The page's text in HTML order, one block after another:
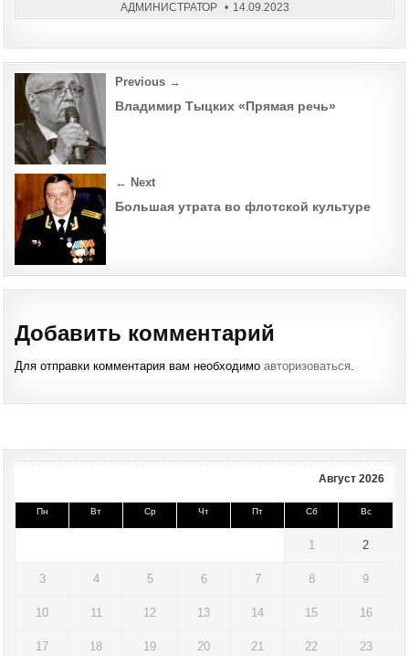
АДМИНИСТРАТОР 14.09.2023
Post
navigation
Previous →
Владимир Тыцких «Прямая речь»
← Next
Большая утрата во флотской культуре
Добавить комментарий
Для отправки комментария вам необходимоавторизоваться.
Август 2026
Пн Вт Ср Чт Пт Сб Вс
1 2
3 4 5 6 7 8 9
10 11 12 13 14 15 16
17 18 19 20 21 22 23